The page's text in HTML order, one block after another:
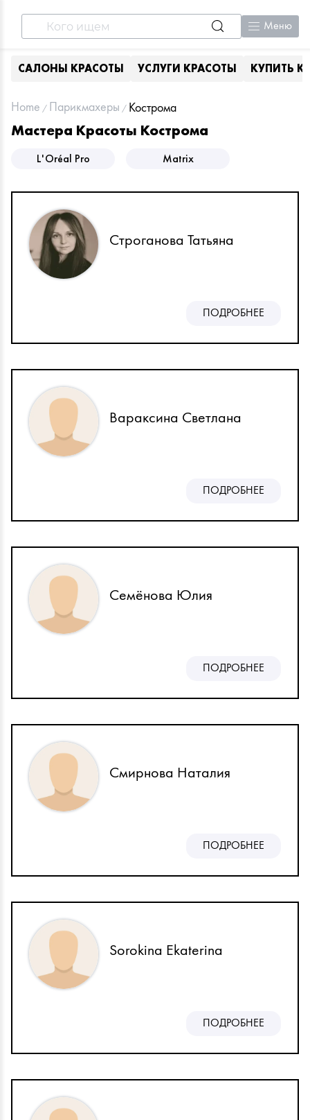
Меню
САЛОНЫ КРАСОТЫ УСЛУГИ КРАСОТЫ КУПИТЬ
Home Парикмахеры Кострома
Мастера Красоты Кострома
L'Oréal Pro Matrix
Строганова Татьяна
ПОДРОБНЕЕ
Вараксина Светлана
ПОДРОБНЕЕ
Семёнова Юлия
ПОДРОБНЕЕ
Смирнова Наталия
ПОДРОБНЕЕ
Sorokina Ekaterina
ПОДРОБНЕЕ